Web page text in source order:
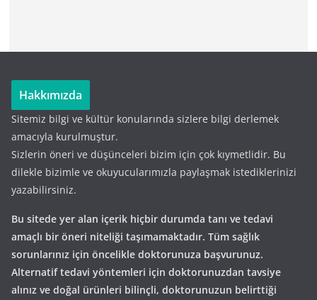
Hakkımızda
Sitemiz bilgi ve kültür konularında sizlere bilgi derlemek
amacıyla kurulmuştur.
Sizlerin öneri ve düşünceleri bizim için çok kıymetlidir. Bu
dilekle bizimle ve okuyucularımızla paylaşmak istediklerinizi
yazabilirsiniz.
Bu sitede yer alan içerik hiçbir durumda tanı ve tedavi
amaçlı bir öneri niteliği taşımamaktadır. Tüm sağlık
sorunlarınız için öncelikle doktorunuza başvurunuz.
Alternatif tedavi yöntemleri için doktorunuzdan tavsiye
alınız ve doğal ürünleri bilinçli, doktorunuzun belirttiği